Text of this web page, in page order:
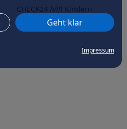
Geht klar
Impressum
CHECK24hilftder Natur